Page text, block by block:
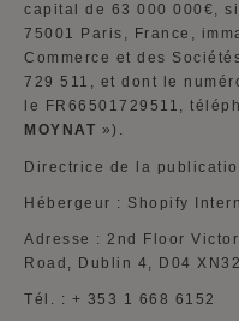
capital de 63 000 000€,
75001 Paris, France,
Commerce et des
729 511, et dont le
le FR66501729511,
MOYNAT »).
Directrice de la
Hébergeur : Shopify
Adresse : 2nd Floor
Road, Dublin 4, D04
Tél. : + 353 1 668 6152